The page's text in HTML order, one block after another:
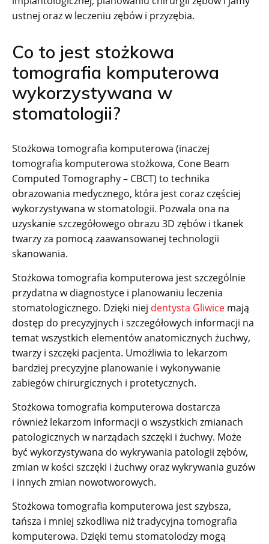
ustnej oraz w leczeniu zębów i przyzębia.
Co to jest stożkowa
tomografia komputerowa
wykorzystywana w
stomatologii?
Stożkowa tomografia komputerowa (inaczej
tomografia komputerowa stożkowa, Cone Beam
Computed Tomography – CBCT) to technika
obrazowania medycznego, która jest coraz częściej
wykorzystywana w stomatologii. Pozwala ona na
uzyskanie szczegółowego obrazu 3D zębów i tkanek
twarzy za pomocą zaawansowanej technologii
skanowania.
Stożkowa tomografia komputerowa jest szczególnie
przydatna w diagnostyce i planowaniu leczenia
stomatologicznego. Dzięki niej dentysta Gliwice mają
dostęp do precyzyjnych i szczegółowych informacji na
temat wszystkich elementów anatomicznych żuchwy,
twarzy i szczęki pacjenta. Umożliwia to lekarzom
bardziej precyzyjne planowanie i wykonywanie
zabiegów chirurgicznych i protetycznych.
Stożkowa tomografia komputerowa dostarcza
również lekarzom informacji o wszystkich zmianach
patologicznych w narządach szczęki i żuchwy. Może
być wykorzystywana do wykrywania patologii zębów,
zmian w kości szczęki i żuchwy oraz wykrywania guzów
i innych zmian nowotworowych.
Stożkowa tomografia komputerowa jest szybsza,
tańsza i mniej szkodliwa niż tradycyjna tomografia
komputerowa. Dzięki temu stomatolodzy mogą